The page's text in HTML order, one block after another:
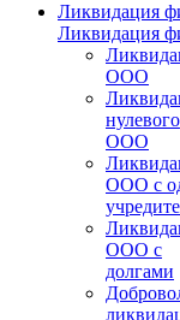
Ликвидация
Ликвидация
ООО
нулевого
ООО
ООО с
ООО с
долгами